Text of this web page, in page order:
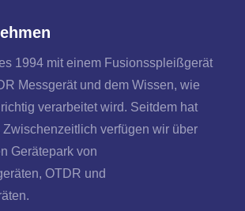
1994 mit einem Fusionsspleißgerät
Messgerät und dem Wissen, wie
verarbeitet wird. Seitdem hat
verfügen wir über
Gerätepark von
OTDR und